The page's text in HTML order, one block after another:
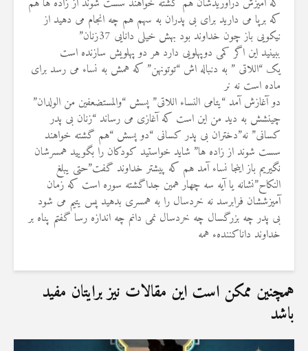
که برپا می دارید برای بی پدران به سهم هم چه انجام می دهید از
نیکویی باز چون خداوند بود بهش خیلی دانایی 37زنان”
ببینید این اگر کمی دوپهلویی دارد هر دو پهلویش سازنده است
یک “اللاتی ” به دنباله اش “توتونهن” که همش به نساء می رسد برای
ماده است نه نر
دو آغازش آمد “یتامی النساء اللاتی” پسش “والمستضعفین من الولدان”
چینشش به دید من این است که آغازی می رساند “زنان بی پدر
کسانی” نه”دختران بی پدر کسانی “دو پسش “هم گشته خواهند
سست شوند از زاده ها” شاید خواستید کودکان را بگویید همسرشان
نگیریم باز اینجا نساء آمد هم که پیشتر خداوند گفت”حتی یبلغ
النکاح”نشانه یا آیه سه چهار همین جداگشته سوره است که زمان
آمیزششان فرابرسد نه خردسال را به همسری بدهید پس یتیم می شود
بی پدر چه بزرگسال چه خردسال نمی دانم چه اندازه رسا گفتم پناه بر
خداوند داناکنندهء همه
همچنین ممکن است این مقالات نیز برایتان مفید
باشد